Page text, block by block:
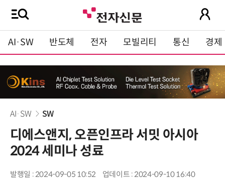
AI·SW 반도체 전자 모빌리티 통신 경제
AI·SW SW
디에스앤지, 오픈인프라 서밋 아시아
2024 세미나 성료
발행일 : 2024-09-05 10:52 업데이트 : 2024-09-10 16:40